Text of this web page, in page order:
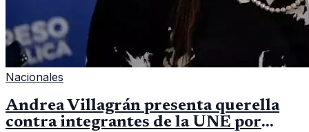
Nacionales
Andrea Villagrán presenta querella
contra integrantes de la UNE por